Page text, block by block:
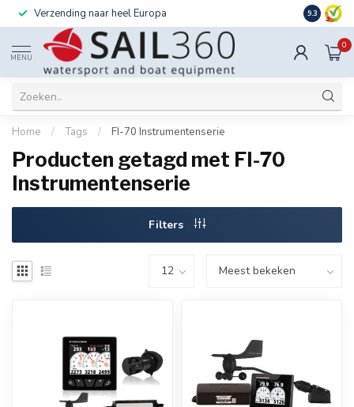
Verzending naar heel Europa Ook
9.3
MENU
0
Home / Tags / FI-70 Instrumentenserie
Producten getagd met FI-70
Instrumentenserie
Filters